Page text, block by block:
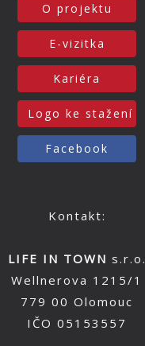
O projektu
E-vizitka
Kariéra
Logo ke stažení
Facebook
Kontakt:
LIFE IN TOWN s.r.o.
Wellnerova 1215/1
779 00 Olomouc
IČO 05153557